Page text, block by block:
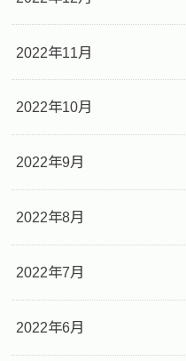
2022年11月
2022年10月
2022年9月
2022年8月
2022年7月
2022年6月